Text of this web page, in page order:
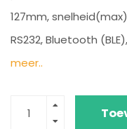
127mm,
RS232, Bluetooth
meer..